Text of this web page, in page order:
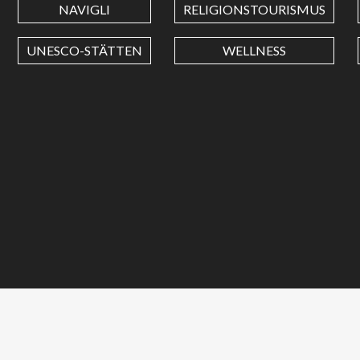
NAVIGLI RELIGIONSTOURISMUS
UNESCO-STÄTTEN WELLNESS